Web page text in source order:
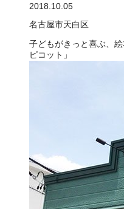
2018.10.05
名古屋市天白区
子どもがきっと喜ぶ、
ピコット」